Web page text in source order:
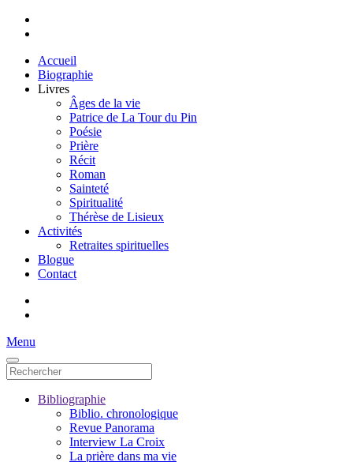
Accueil
Biographie
Livres
Âges de la vie
Patrice de La Tour du Pin
Poésie
Prière
Récit
Roman
Sainteté
Spiritualité
Thérèse de Lisieux
Activités
Retraites spirituelles
Blogue
Contact
Menu
Bibliographie
Biblio. chronologique
Revue Panorama
Interview La Croix
La prière dans ma vie